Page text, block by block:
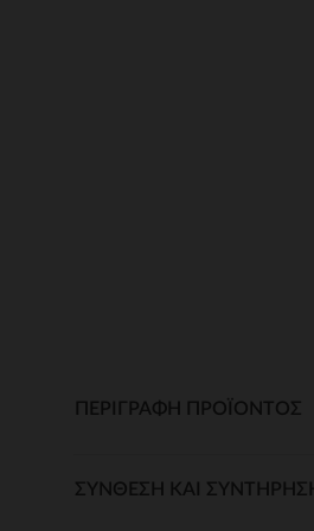
ΠΕΡΙΓΡΑΦΉ ΠΡΟΪΌΝΤΟΣ
ΣΎΝΘΕΣΗ ΚΑΙ ΣΥΝΤΉΡΗΣΗ